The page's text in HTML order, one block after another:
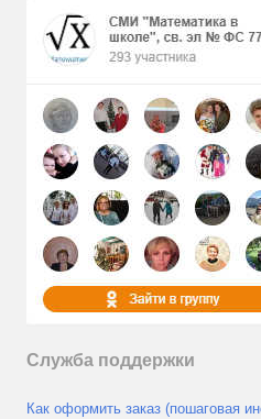
Служба поддержки
Как оформить заказ (пошаговая